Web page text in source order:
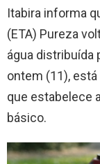
Itabira informa
(ETA) Pureza
água distribuída
ontem (11),
que estabelece
básico.